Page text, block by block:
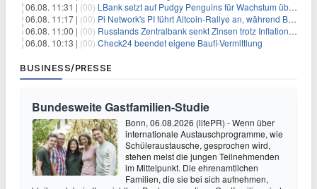
06.08. 11:31 | (00) LBank setzt auf Pudgy Penguins für Wachstum über den Handel hinaus
06.08. 11:17 | (00) Pi Network's PI führt Altcoin-Rallye an, während Bitcoin $65.000 anpeilt
06.08. 11:00 | (00) Russlands Zentralbank senkt Zinsen trotz Inflations-Schock – ein riskantes Spiel
06.08. 10:13 | (00) Check24 beendet eigene Baufi-Vermittlung
BUSINESS/PRESSE
Bundesweite Gastfamilien-Studie
Bonn, 06.08.2026 (lifePR) - Wenn über
internationale Austauschprogramme, wie
Schüleraustausche, gesprochen wird,
stehen meist die jungen Teilnehmenden
im Mittelpunkt. Die ehrenamtlichen
Familien, die sie bei sich aufnehmen,